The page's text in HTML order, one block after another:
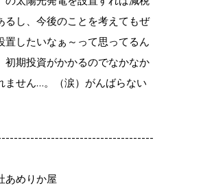
るし、今後のことを考えてもぜ
置したいなぁ～って思ってるん
初期投資がかかるのでなかなか
ません…。（涙）がんばらない
あめりか屋